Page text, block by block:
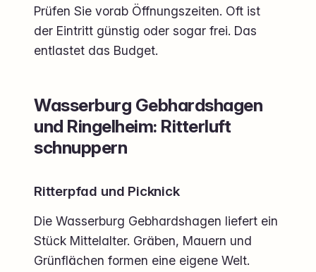
Prüfen Sie vorab Öffnungszeiten. Oft ist
der Eintritt günstig oder sogar frei. Das
entlastet das Budget.
Wasserburg Gebhardshagen
und Ringelheim: Ritterluft
schnuppern
Ritterpfad und Picknick
Die Wasserburg Gebhardshagen liefert ein
Stück Mittelalter. Gräben, Mauern und
Grünflächen formen eine eigene Welt.